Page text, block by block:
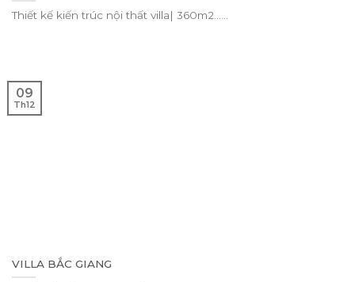
Thiết kế kiến trúc nội thất villa| 360m2......
VILLA BẮC GIANG
09
Th12